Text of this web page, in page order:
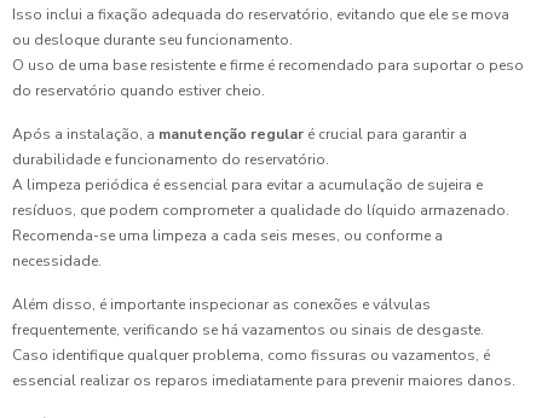
Isso inclui a fixação adequada do reservatório, evitando que ele se mova
ou desloque durante seu funcionamento.
O uso de uma base resistente e firme é recomendado para suportar o peso
do reservatório quando estiver cheio.
Após a instalação, a manutenção regular é crucial para garantir a
durabilidade e funcionamento do reservatório.
A limpeza periódica é essencial para evitar a acumulação de sujeira e
resíduos, que podem comprometer a qualidade do líquido armazenado.
Recomenda-se uma limpeza a cada seis meses, ou conforme a
necessidade.
Além disso, é importante inspecionar as conexões e válvulas
frequentemente, verificando se há vazamentos ou sinais de desgaste.
Caso identifique qualquer problema, como fissuras ou vazamentos, é
essencial realizar os reparos imediatamente para prevenir maiores danos.